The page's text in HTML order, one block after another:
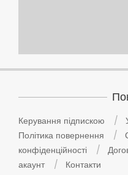
Керування підпискою
Політика повернення
конфіденційності
акаунт
Контакти